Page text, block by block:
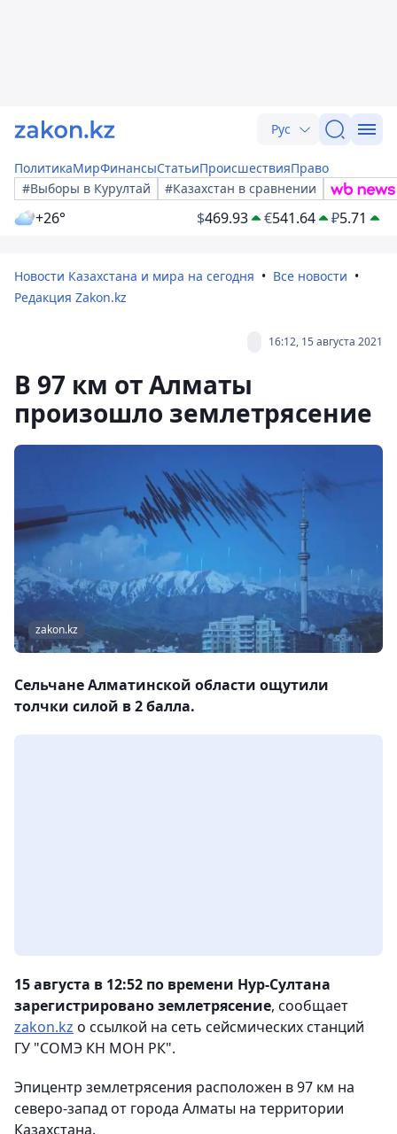
Рус
ПолитикаМирФинансыСтатьиПроисшествияПраво
#Выборы в Курултай
#Казахстан в сравнении
+26° $469.93 €541.64 ₽5.71
Новости Казахстана и мира на сегодня
Все новости
Редакция Zakon.kz
16:12, 15 августа 2021
В 97 км от Алматы
произошло землетрясение
zakon.kz
Сельчане Алматинской области ощутили
толчки силой в 2 балла.
15 августа в 12:52 по времени Нур-Султана
зарегистрировано землетрясение, сообщает
zakon.kz о ссылкой на сеть сейсмических станций
ГУ "СОМЭ КН МОН РК".
Эпицентр землетрясения расположен в 97 км на
северо-запад от города Алматы на территории
Казахстана.